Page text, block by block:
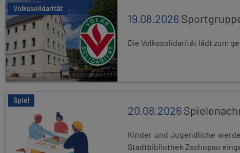
Volkssolidarität
19.08.2026
Die Volkssolidarität lädt zum
Spiel
20.08.2026
Kinder und Jugendliche
Stadtbibliothek Zschopau